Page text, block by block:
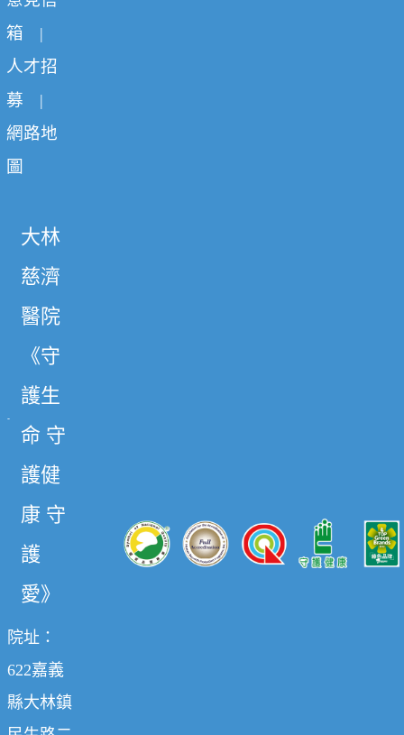
箱 |
人才招
募 |
網路地
圖
大林
慈濟
醫院
《守
護生
命 守
護健
康 守
護
愛》
院址：
622嘉義
縣大林鎮